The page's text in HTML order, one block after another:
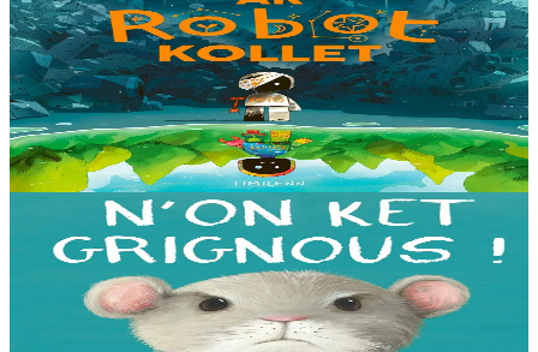
Ar Robot kollet
E kreiz-kreiz un toull-lastez... ez eus ur robotig torret o tihuniñ. N’en
deus ket soñj eus pelec’h eo deuet nag abaoe pegeit emañ aze, met
gouzout a ra n’eo...
Er stok 14,00 €
3 bloaz hag ouzhpenn
Bannoù-heol
N'on ket grignous !
E penn ar c’hoad ez eus ul logodenn vihan o chom. Brudet eo
Logodennig evit bezañ grignousañ ha teodekañ logodenn ar vro. Un